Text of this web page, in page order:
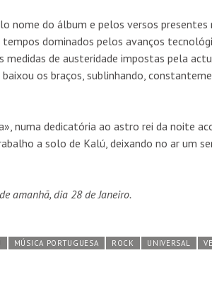
nome do álbum e pelos versos
dominados pelos avanços
medidas de austeridade impostas pela
os braços, sublinhando,
numa dedicatória ao astro rei da noite
a solo de Kalú, deixando no ar um
amanhã, dia 28 de Janeiro.
MÚSICA PORTUGUESA ROCK UNIVERSAL